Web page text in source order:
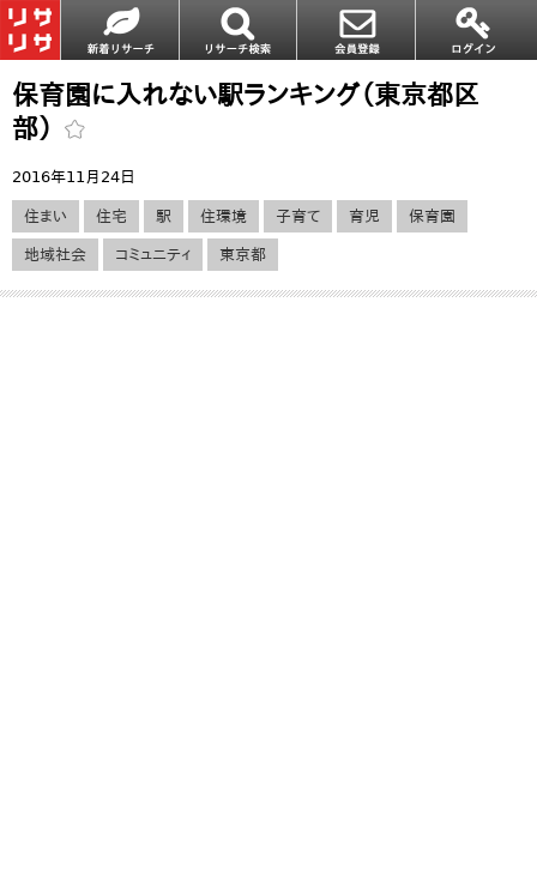
保育園に入れない駅ランキング（東京都区
部）
2016年11月24日
住まい 住宅 駅 住環境 子育て 育児 保育園
地域社会 コミュニティ 東京都